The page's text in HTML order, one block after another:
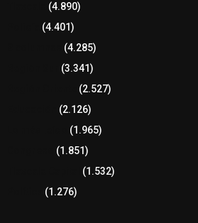
(4.890)
(4.401)
(4.285)
(3.341)
(2.527)
(2.126)
(1.965)
(1.851)
(1.532)
(1.276)